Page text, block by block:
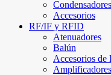
Accesorios
RF/IF y RFID
Atenuadores
Balún
Accesorios de